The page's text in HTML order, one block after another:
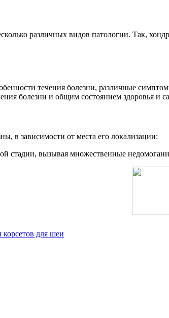
различных видов патологии. Так,
течения болезни, различные
болезни и общим состоянием здоровья и
в зависимости от места его локализации:
стадии, вызывая множественные
для шеи